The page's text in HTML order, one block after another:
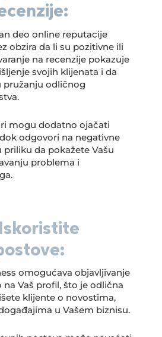
deo online reputacije
obzira da li su pozitivne ili
na recenzije pokazuje
svojih klijenata i da
pružanju odličnog
mogu dodatno ojačati
odgovori na negativne
priliku da pokažete Vašu
problema i
omogućava objavljivanje
Vaš profil, što je odlična
klijente o novostima,
u Vašem biznisu.